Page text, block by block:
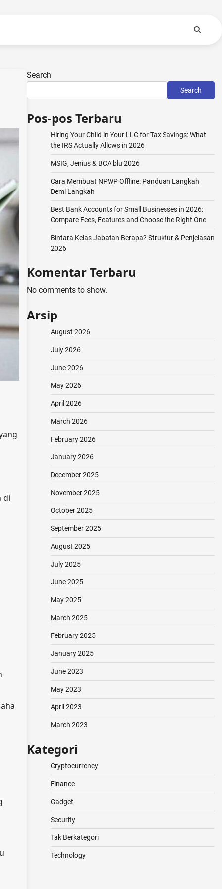
di
Search
Search
Pos-pos Terbaru
Hiring Your Child in Your LLC for Tax Savings: What
the IRS Actually Allows in 2026
MSIG, Jenius & BCA blu 2026
Cara Membuat NPWP Offline: Panduan Langkah
Demi Langkah
Best Bank Accounts for Small Businesses in 2026:
Compare Fees, Features and Choose the Right One
Bintara Kelas Jabatan Berapa? Struktur & Penjelasan
2026
Komentar Terbaru
No comments to show.
Arsip
August 2026
July 2026
June 2026
May 2026
April 2026
March 2026
February 2026
January 2026
December 2025
November 2025
October 2025
September 2025
August 2025
July 2025
June 2025
May 2025
March 2025
February 2025
January 2025
June 2023
May 2023
April 2023
March 2023
Kategori
Cryptocurrency
Finance
Gadget
Security
Tak Berkategori
Technology